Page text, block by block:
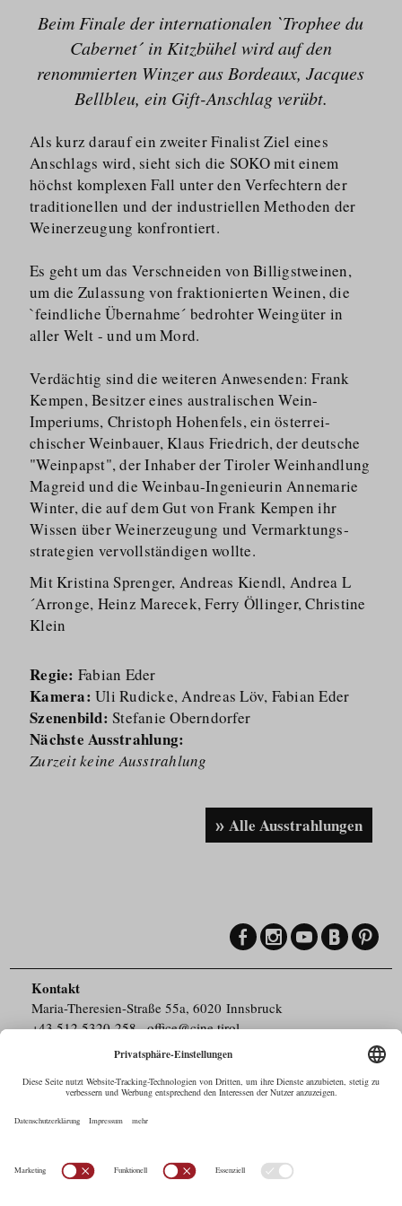
Beim Finale der internationalen `Trophee du
Cabernet´ in Kitzbühel wird auf den
renommierten Winzer aus Bordeaux, Jacques
Bellbleu, ein Gift-Anschlag verübt.
Als kurz darauf ein zweiter Finalist Ziel eines
Anschlags wird, sieht sich die SOKO mit einem
höchst komplexen Fall unter den Verfechtern der
traditionellen und der industriellen Methoden der
Weinerzeugung konfrontiert.
Es geht um das Verschneiden von Billigstweinen,
um die Zulassung von fraktionierten Weinen, die
`feindliche Übernahme´ bedrohter Weingüter in
aller Welt - und um Mord.
Verdächtig sind die weiteren Anwesenden: Frank
Kempen, Besitzer eines australischen Wein-
Imperiums, Christoph Hohenfels, ein österrei­
chischer Weinbauer, Klaus Friedrich, der deutsche
"Weinpapst", der Inhaber der Tiroler Weinhandlung
Magreid und die Weinbau-Ingenieurin Annemarie
Winter, die auf dem Gut von Frank Kempen ihr
Wissen über Weinerzeugung und Vermarktungs­
strategien vervollständigen wollte.
Mit Kristina Sprenger, Andreas Kiendl, Andrea L
´Arronge, Heinz Marecek, Ferry Öllinger, Christine
Klein
Regie: Fabian Eder
Kamera:Uli Rudicke, Andreas Löv, Fabian Eder
Szenenbild:Stefanie Oberndorfer
Nächste Ausstrahlung:
Zurzeit keine Ausstrahlung
Alle Ausstrahlungen
Kontakt
Maria-Theresien-Straße 55a, 6020 Innsbruck
+43.512.5320-258,office@cine.tirol
Barrierefreiheit
Pressebereich
Datenschutz
Commercials in Tirol
Drehorte in Tirol